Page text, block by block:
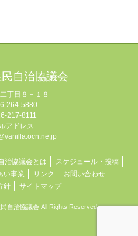
自治協議会
丁目８－１８
264-5880
217-8111
アドレス
治協議会とは
スケジュール・投稿
い事業 リンク
お問い合わせ
針
サイトマップ
自治協議会 All Rights Reserved.